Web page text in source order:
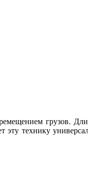
грузов.
технику